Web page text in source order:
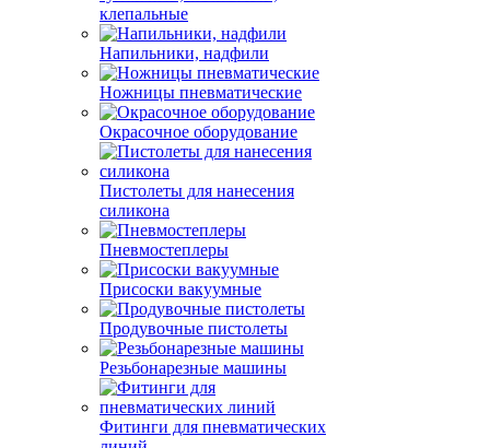
клепальные
Напильники, надфили
Ножницы пневматические
Окрасочное оборудование
Пистолеты для нанесения
силикона
Пневмостеплеры
Присоски вакуумные
Продувочные пистолеты
Резьбонарезные машины
Фитинги для пневматических